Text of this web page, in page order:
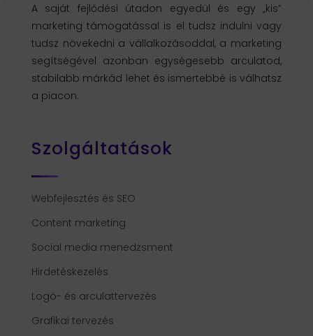
A saját fejlődési útadon egyedül és egy „kis”
marketing támogatással is el tudsz indulni vagy
tudsz növekedni a vállalkozásoddal, a marketing
segítségével azonban egységesebb arculatod,
stabilabb márkád lehet és ismertebbé is válhatsz
a piacon.
Szolgáltatások
Webfejlesztés és SEO
Content marketing
Social media menedzsment
Hirdetéskezelés
Logó- és arculattervezés
Grafikai tervezés